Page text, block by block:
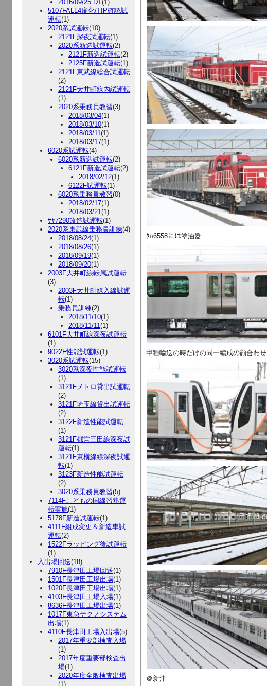
2016/09/25 DT(1)
5107FALL4扉化/TIP確認試
運転(1)
2020系試運転(10)
2121F深夜試運転(1)
2020系新造試運転(2)
2121F新造試運転(2)
2125F新造試運転(1)
2121F東武線総合試運転
(2)
2121F大井町線内試運転
(1)
2020系乗務員教習(3)
2018/03/04(1)
2018/03/10(1)
2018/03/11(1)
2018/03/17(1)
6020系試運転(4)
6020系新造試運転(2)
6121F新造試運転(2)
2018/02/12(1)
6122F試運転(1)
6020系乗務員教習(0)
2018/02/17(1)
2018/03/21(1)
ｻﾔ7290改造試運転(1)
2020系東武線乗務員訓練(4)
2018/08/24(1)
2018/08/26(1)
2018/09/19(1)
2018/09/20(1)
2003F大井町線転属試運転
(3)
2003F大井町線入線試運
転(1)
乗務員訓練(2)
2018/11/10(1)
2018/11/11(1)
6101F大井町線深夜試運転
(1)
9022F性能試運転(1)
3020系試運転(15)
3020系深夜性能試運転
(1)
3121Fメトロ貸出試運転
(2)
3121F埼玉線貸出試運転
(2)
3122F新造性能試運転
(1)
3121F都営三田線深夜試
運転(1)
3121F東横線線深夜試運
転(1)
3123F新造性能試運転
(2)
3020系乗務員教習(5)
7114Fこどもの国線習熟運
転実施(1)
5178F新造試運転(1)
4111F組成変更＆新造車試
運転(2)
1522Fラッピング後試運転
(1)
入出場回送(18)
7910F長津田工場回送(1)
1501F長津田工場出場(1)
1020F長津田工場出場(1)
4103F長津田工場入場(1)
8636F長津田工場出場(1)
1017F東急テクノシステム
出場(1)
4110F長津田工場入出場(5)
2017年重要部検査入場
(1)
2017年度重要部検査出
場(1)
2020年度全般検査出場
(1)
ｸﾊ6558には塗油器
甲種輸送の時だけの同一編成の顔合わせ
＠新津